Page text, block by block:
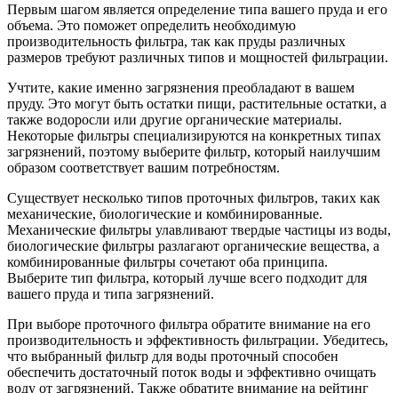
Первым шагом является определение типа вашего пруда и его
объема. Это поможет определить необходимую
производительность фильтра, так как пруды различных
размеров требуют различных типов и мощностей фильтрации.
Учтите, какие именно загрязнения преобладают в вашем
пруду. Это могут быть остатки пищи, растительные остатки, а
также водоросли или другие органические материалы.
Некоторые фильтры специализируются на конкретных типах
загрязнений, поэтому выберите фильтр, который наилучшим
образом соответствует вашим потребностям.
Существует несколько типов проточных фильтров, таких как
механические, биологические и комбинированные.
Механические фильтры улавливают твердые частицы из воды,
биологические фильтры разлагают органические вещества, а
комбинированные фильтры сочетают оба принципа.
Выберите тип фильтра, который лучше всего подходит для
вашего пруда и типа загрязнений.
При выборе проточного фильтра обратите внимание на его
производительность и эффективность фильтрации. Убедитесь,
что выбранный фильтр для воды проточный способен
обеспечить достаточный поток воды и эффективно очищать
воду от загрязнений. Также обратите внимание на рейтинг